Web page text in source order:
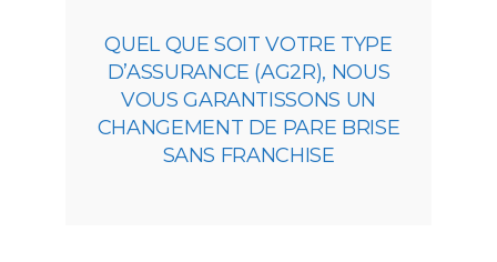
QUEL QUE SOIT VOTRE TYPE
D’ASSURANCE (AG2R), NOUS
VOUS GARANTISSONS UN
CHANGEMENT DE PARE BRISE
SANS FRANCHISE